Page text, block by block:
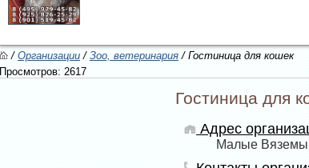
/Организации/Зоо, ветеринария/ Гостиница для кошек
Просмотров: 2617
Гостиница для
Адрес
Малые